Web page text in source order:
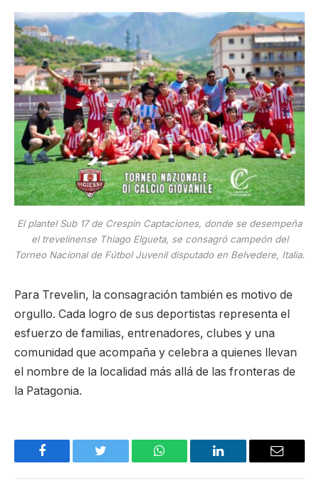
El plantel Sub 17 de Crespin Captaciones, donde se desempeña
el trevelinense Thiago Elgueta, se consagró campeón del
Torneo Nacional de Fútbol Juvenil disputado en Belvedere, Italia.
Para Trevelin, la consagración también es motivo de
orgullo. Cada logro de sus deportistas representa el
esfuerzo de familias, entrenadores, clubes y una
comunidad que acompaña y celebra a quienes llevan
el nombre de la localidad más allá de las fronteras de
la Patagonia.
Facebook Twitter WhatsApp LinkedIn Email